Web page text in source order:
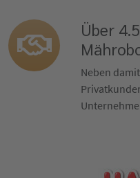
Über
Neben